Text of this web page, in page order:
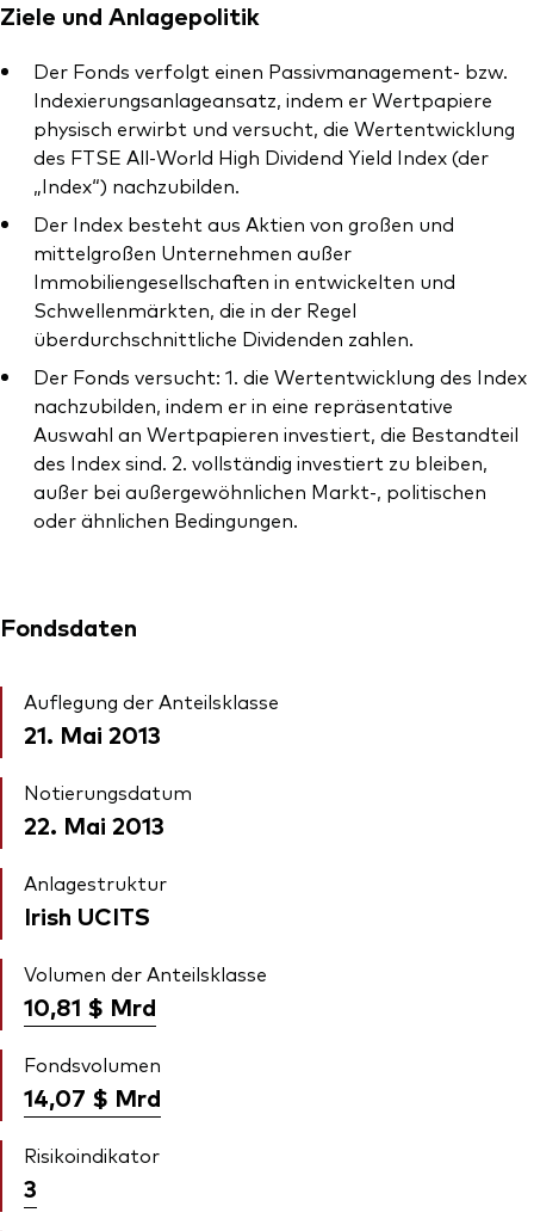
Ressourcen
Marktvolatilität
Research
Anbieterliste
Vanguard Modellportfolios
Vanguard Beratungsstudie
Ziele und Anlagepolitik
Der Fonds verfolgt einen Passivmanagement- bzw.
Indexierungsanlageansatz, indem er Wertpapiere
physisch erwirbt und versucht, die Wertentwicklung
des FTSE All-World High Dividend Yield Index (der
„Index“) nachzubilden.
Der Index besteht aus Aktien von großen und
mittelgroßen Unternehmen außer
Immobiliengesellschaften in entwickelten und
Schwellenmärkten, die in der Regel
überdurchschnittliche Dividenden zahlen.
Der Fonds versucht: 1. die Wertentwicklung des Index
nachzubilden, indem er in eine repräsentative
Auswahl an Wertpapieren investiert, die Bestandteil
des Index sind. 2. vollständig investiert zu bleiben,
außer bei außergewöhnlichen Markt-, politischen
oder ähnlichen Bedingungen.
Fondsdaten
Auflegung der Anteilsklasse
21. Mai 2013
Notierungsdatum
22. Mai 2013
Anlagestruktur
Irish UCITS
Volumen der Anteilsklasse
10,81 $ Mrd
Fondsvolumen
14,07 $ Mrd
Risikoindikator
3